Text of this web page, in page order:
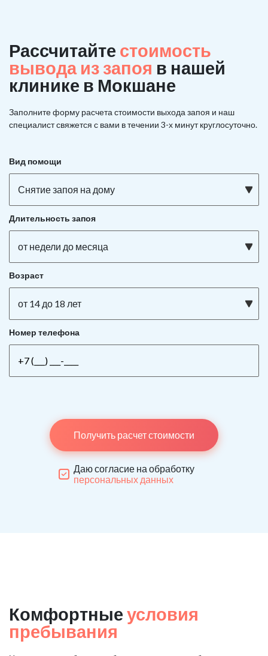
Рассчитайте стоимость
вывода из запоя в нашей
клинике в Мокшане
Заполните форму расчета стоимости выхода запоя и наш
специалист свяжется с вами в течении 3-х минут круглосуточно.
Вид помощи
Снятие запоя на дому
Длительность запоя
от недели до месяца
Возраст
от 14 до 18 лет
Номер телефона
Получить расчет стоимости
Даю согласие на обработку
персональных данных
Комфортные условия
пребывания